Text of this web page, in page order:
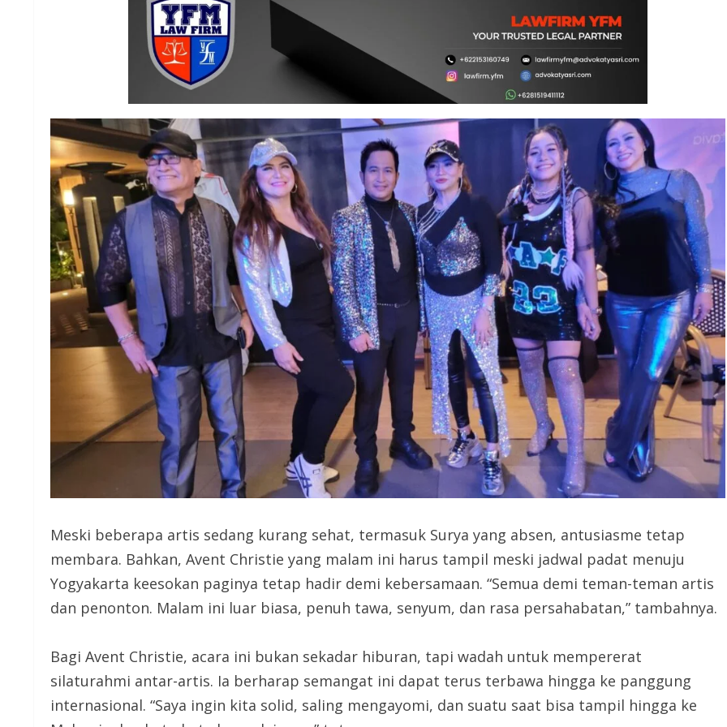
Meski beberapa artis sedang kurang sehat, termasuk Surya yang absen, antusiasme tetap
membara. Bahkan, Avent Christie yang malam ini harus tampil meski jadwal padat menuju
Yogyakarta keesokan paginya tetap hadir demi kebersamaan. “Semua demi teman-teman artis
dan penonton. Malam ini luar biasa, penuh tawa, senyum, dan rasa persahabatan,” tambahnya.
Bagi Avent Christie, acara ini bukan sekadar hiburan, tapi wadah untuk mempererat
silaturahmi antar-artis. Ia berharap semangat ini dapat terus terbawa hingga ke panggung
internasional. “Saya ingin kita solid, saling mengayomi, dan suatu saat bisa tampil hingga ke